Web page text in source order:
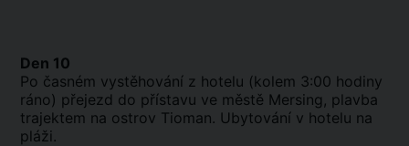
Den 10
Po časném vystěhování z hotelu (kolem 3:00 hodiny
ráno) přejezd do přístavu ve městě Mersing, plavba
trajektem na ostrov Tioman. Ubytování v hotelu na
pláži.